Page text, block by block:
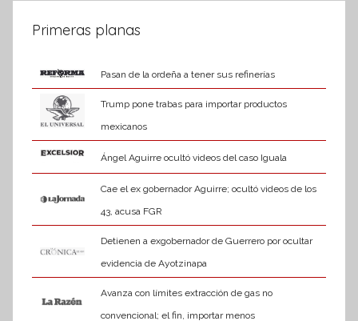
entradas
Primeras planas
Pasan de la ordeña a tener sus refinerías
Trump pone trabas para importar productos
mexicanos
Ángel Aguirre ocultó videos del caso Iguala
Cae el ex gobernador Aguirre; ocultó videos de los
43, acusa FGR
Detienen a exgobernador de Guerrero por ocultar
evidencia de Ayotzinapa
Avanza con límites extracción de gas no
convencional; el fin, importar menos